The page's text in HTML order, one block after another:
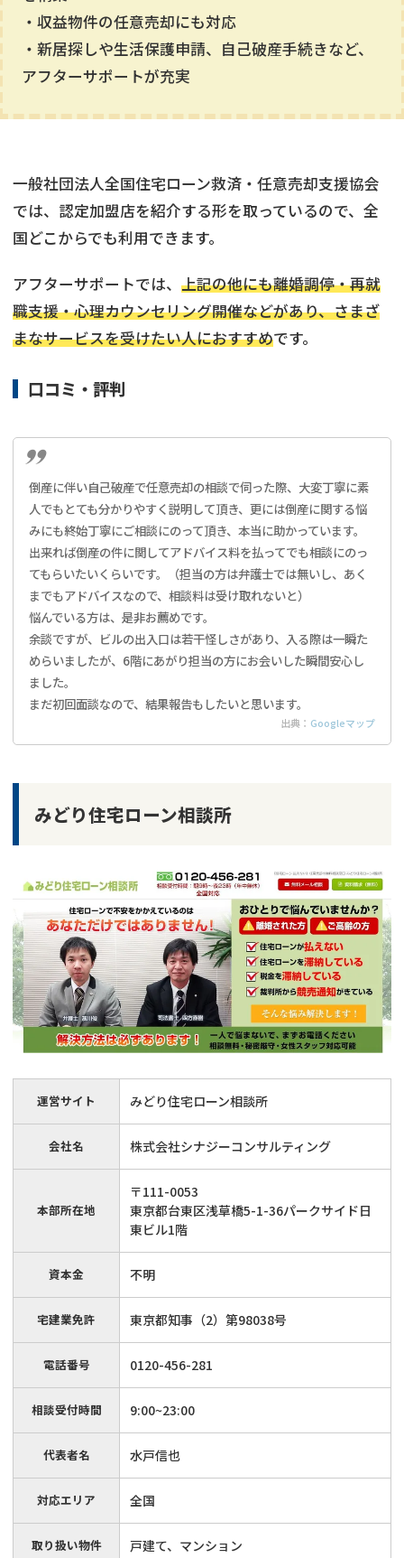
・収益物件の任意売却にも対応
・新居探しや生活保護申請、自己破産手続きなど、
アフターサポートが充実
一般社団法人全国住宅ローン救済・任意売却支援協会
では、認定加盟店を紹介する形を取っているので、全
国どこからでも利用できます。
アフターサポートでは、 上記の他にも離婚調停・再就
職支援・心理カウンセリング開催などがあり、さまざ
まなサービスを受けたい人におすすめです。
口コミ・評判
倒産に伴い自己破産で任意売却の相談で伺った際、大変丁寧に素
人でもとても分かりやすく説明して頂き、更には倒産に関する悩
みにも終始丁寧にご相談にのって頂き、本当に助かっています。
出来れば倒産の件に関してアドバイス料を払ってでも相談にのっ
てもらいたいくらいです。（担当の方は弁護士では無いし、あく
までもアドバイスなので、相談料は受け取れないと）
悩んでいる方は、是非お薦めです。
余談ですが、ビルの出入口は若干怪しさがあり、入る際は一瞬た
めらいましたが、6階にあがり担当の方にお会いした瞬間安心し
ました。
まだ初回面談なので、結果報告もしたいと思います。
出典： Googleマップ
みどり住宅ローン相談所
運営サイト みどり住宅ローン相談所
会社名 株式会社シナジーコンサルティング
本部所在地
〒111-0053
東京都台東区浅草橋5-1-36パークサイド日
東ビル1階
資本金 不明
宅建業免許 東京都知事（2）第98038号
電話番号 0120-456-281
相談受付時間 9:00~23:00
代表者名 水戸信也
対応エリア 全国
取り扱い物件 戸建て、マンション